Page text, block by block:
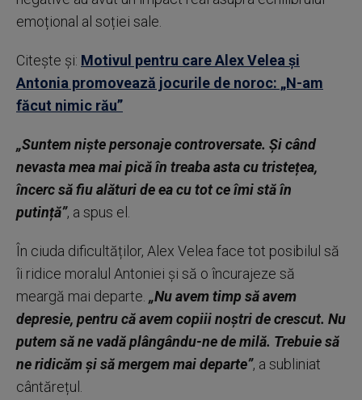
emoțional al soției sale.
Citește și: Motivul pentru care Alex Velea și
Antonia promovează jocurile de noroc: „N-am
făcut nimic rău”
„Suntem niște personaje controversate. Și când
nevasta mea mai pică în treaba asta cu tristețea,
încerc să fiu alături de ea cu tot ce îmi stă în
putință”, a spus el.
În ciuda dificultăților, Alex Velea face tot posibilul să
îi ridice moralul Antoniei și să o încurajeze să
meargă mai departe. „Nu avem timp să avem
depresie, pentru că avem copiii noștri de crescut. Nu
putem să ne vadă plângându-ne de milă. Trebuie să
ne ridicăm și să mergem mai departe”, a subliniat
cântărețul.